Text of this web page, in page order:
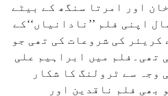
اور امرتا سنگھ کے بیٹے
اپنی فلم ’’نادانیاں‘‘کے
کریئر کی شروعات کی تھی جو
تھی۔فلم میں ابراہیم علی
وجہ سے ٹرولنگ کا شکار
بھی فلم ناقدین اور